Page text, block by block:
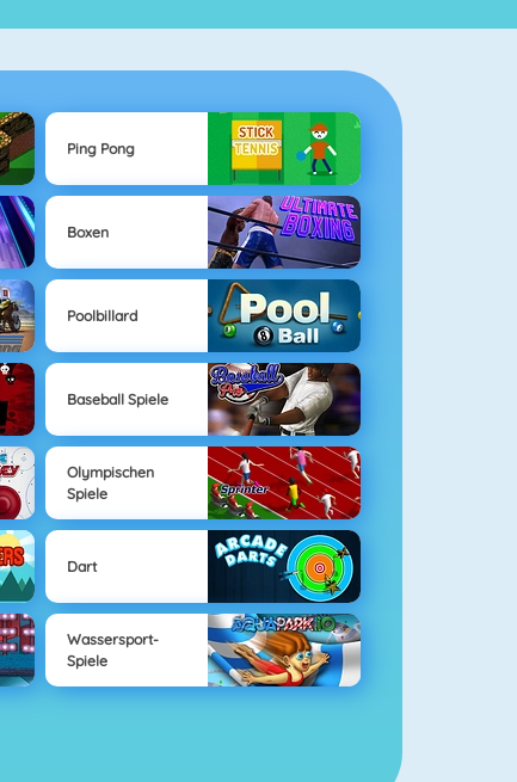
Ping Pong
Boxen
Poolbillard
Baseball Spiele
Olympischen
Spiele
Dart
Wassersport-
Spiele